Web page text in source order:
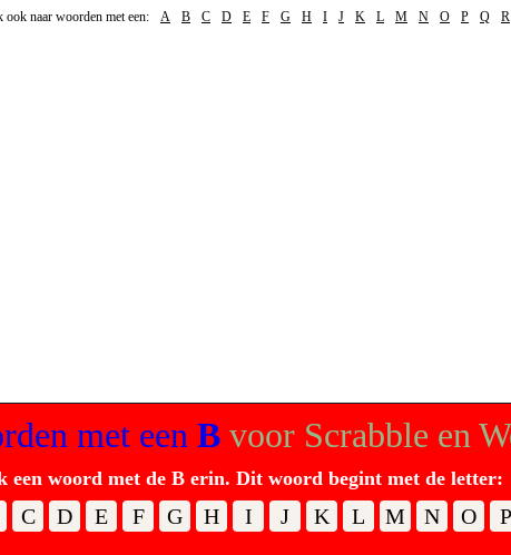
ook naar woorden met een: A B C D E F G H I J K L M N O P Q R
met een B voor Scrabble en
een woord met de B erin. Dit woord begint met de letter:
C D E F G H I J K L M N O P